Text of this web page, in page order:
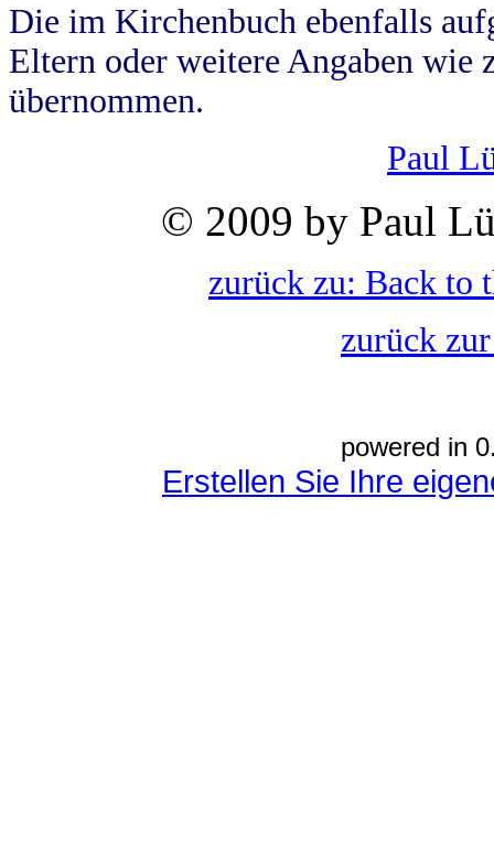
Die im Kirchenbuch ebenfalls
Eltern oder weitere Angaben wie
übernommen.
Paul
© 2009 by Paul
zurück zu: Back to
zurück
powered in
Erstellen Sie Ihre